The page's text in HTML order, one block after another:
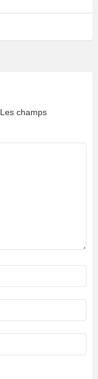
Les champs